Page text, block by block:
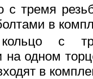
с тремя
в
с
на одном
в